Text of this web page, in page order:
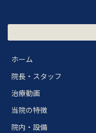
ホーム
院長・スタッフ
治療動画
当院の特徴
院内・設備